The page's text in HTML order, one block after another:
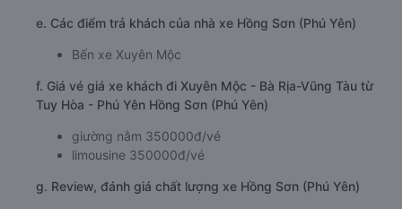
e. Các điểm trả khách của nhà xe Hồng Sơn (Phú Yên)
Bến xe Xuyên Mộc
f. Giá vé giá xe khách đi Xuyên Mộc - Bà Rịa-Vũng Tàu từ
Tuy Hòa - Phú Yên Hồng Sơn (Phú Yên)
giường nằm 350000đ/vé
limousine 350000đ/vé
g. Review, đánh giá chất lượng xe Hồng Sơn (Phú Yên)